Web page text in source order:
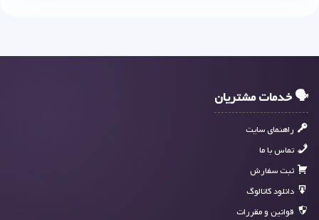
🗣 خدمات مشتریان
راهنمای سایت
تماس با ما
ثبت سفارش
دانلود کاتالوگ
قوانین و مقررات